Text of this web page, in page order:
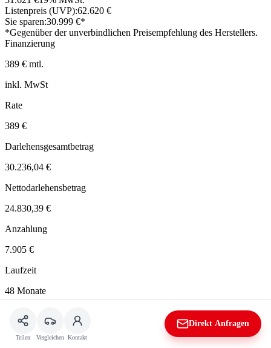
Listenpreis (UVP):62.620 €
Sie sparen:30.999 €*
*Gegenüber der unverbindlichen Preisempfehlung des Herstellers.
Finanzierung
389 € mtl.
inkl. MwSt
Rate
389 €
Darlehensgesamtbetrag
30.236,04 €
Nettodarlehensbetrag
24.830,39 €
Anzahlung
7.905 €
Laufzeit
48 Monate
Teilen Vergleichen Kontakt
Direkt Anfragen